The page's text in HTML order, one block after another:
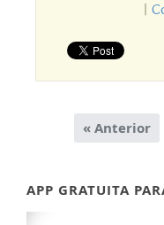
« Anterior
APP GRATUITA